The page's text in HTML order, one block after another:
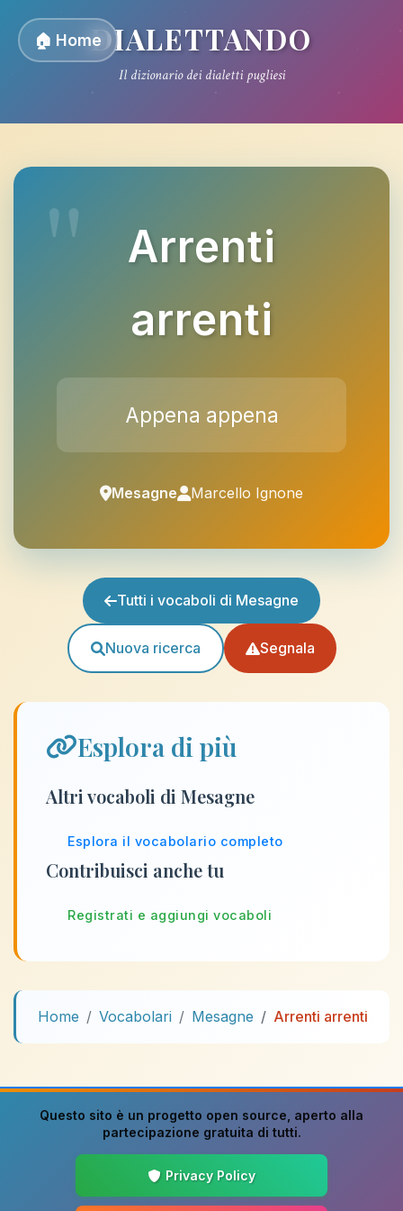
🏠 HomeDIALETTANDO
Il dizionario dei dialetti pugliesi
Arrenti
arrenti
Appena appena
Mesagne Marcello Ignone
Tutti i vocaboli di Mesagne
Nuova ricerca Segnala
Esplora di più
Altri vocaboli di Mesagne
Esplora il vocabolario completo
Contribuisci anche tu
Registrati e aggiungi vocaboli
Home Vocabolari Mesagne Arrenti arrenti
Questo sito è un progetto open source , aperto alla
partecipazione gratuita di tutti.
Privacy Policy